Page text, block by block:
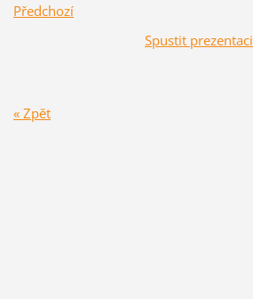
Předchozí
Spustit prezentaci
« Zpět